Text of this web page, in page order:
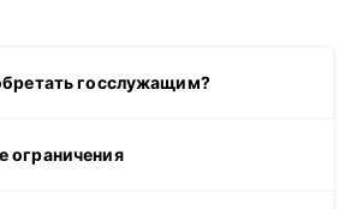
госслужащим?
ограничения